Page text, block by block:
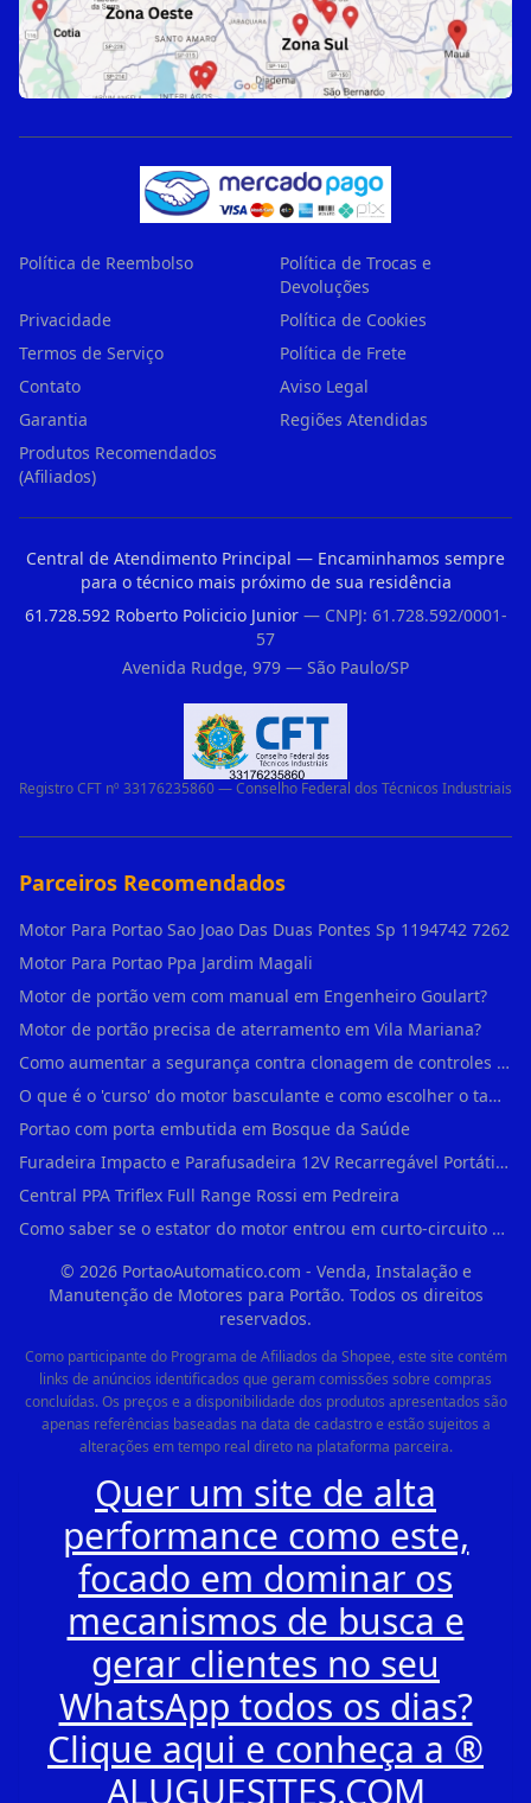
Política de Reembolso
Política de Trocas e
Devoluções
Privacidade
Política de Cookies
Termos de Serviço
Política de Frete
Contato
Aviso Legal
Garantia
Regiões Atendidas
Produtos Recomendados
(Afiliados)
Central de Atendimento Principal — Encaminhamos sempre
para o técnico mais próximo de sua residência
61.728.592 Roberto Policicio Junior— CNPJ: 61.728.592/0001-
57
Avenida Rudge, 979 — São Paulo/SP
Registro CFT nº 33176235860 — Conselho Federal dos Técnicos Industriais
Parceiros Recomendados
Motor Para Portao Sao Joao Das Duas Pontes Sp 1194742 7262
Motor Para Portao Ppa Jardim Magali
Motor de portão vem com manual em Engenheiro Goulart?
Motor de portão precisa de aterramento em Vila Mariana?
Como aumentar a segurança contra clonagem de controles de portão em São Rafael?
O que é o 'curso' do motor basculante e como escolher o tamanho certo (1,4m, 1,5m, 2,0m) em Engenheiro Goulart?
Portao com porta embutida em Bosque da Saúde
Furadeira Impacto e Parafusadeira 12V Recarregável Portátil Sem Fio Mandril 3/8 em Brás
Central PPA Triflex Full Range Rossi em Pedreira
Como saber se o estator do motor entrou em curto-circuito em Alto de Pinheiros?
© 2026PortaoAutomatico.com - Venda, Instalação e
Manutenção de Motores para Portão. Todos os direitos
reservados.
Como participante do Programa de Afiliados da Shopee, este site contém
links de anúncios identificados que geram comissões sobre compras
concluídas. Os preços e a disponibilidade dos produtos apresentados são
apenas referências baseadas na data de cadastro e estão sujeitos a
alterações em tempo real direto na plataforma parceira.
Quer um site de alta
performance como este,
focado em dominar os
mecanismos de busca e
gerar clientes no seu
WhatsApp todos os dias?
Clique aqui e conheça a ®
ALUGUESITES.COM